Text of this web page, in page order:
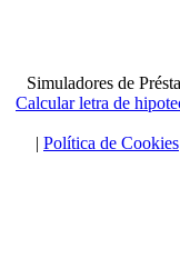
Simuladores de
Calcular letra de
| Política de Cookies